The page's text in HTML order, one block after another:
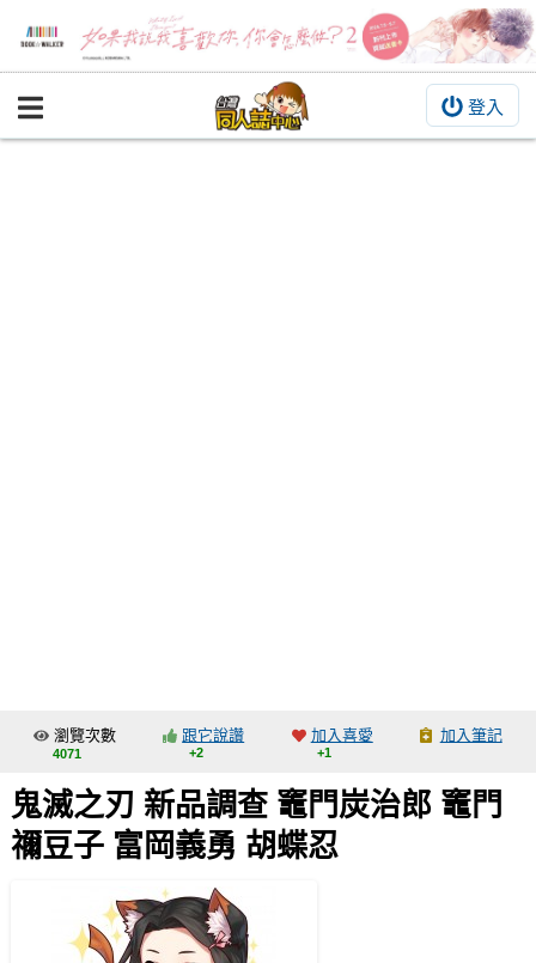
登入
BOOKY書集倉庫
交流中心
攤位轉讓區
會員功能選單
註冊會員
瀏覽次數
4071
跟它說讚
+2
加入喜愛
+1
加入筆記
鬼滅之刃 新品調查 竈門炭治郎 竈門
禰豆子 富岡義勇 胡蝶忍